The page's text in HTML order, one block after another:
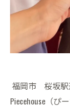
福岡市 桜坂駅
Piecehouse（ぴ